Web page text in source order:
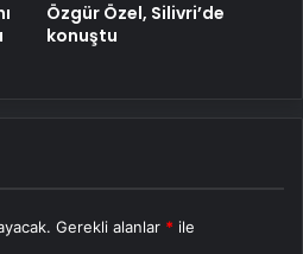
Özgür Özel, Silivri’de
konuştu
Gerekli alanlar * ile